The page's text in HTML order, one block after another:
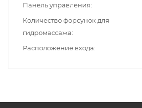
Панель управления
Количество форсунок для
гидромассажа
Расположение входа